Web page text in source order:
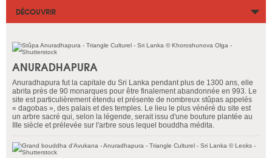
DÉCOUVRIR
ANURADHAPURA
Anuradhapura fut la capitale du Sri Lanka pendant plus de 1300 ans, elle
abrita près de 90 monarques pour être finalement abandonnée en 993. Le
site est particulièrement étendu et présente de nombreux stûpas appelés
« dagobas », des palais et des temples. Le lieu le plus vénéré du site est
un arbre sacré qui, selon la légende, serait issu d'une bouture plantée au
IIIe siècle et prélevée sur l'arbre sous lequel bouddha médita.